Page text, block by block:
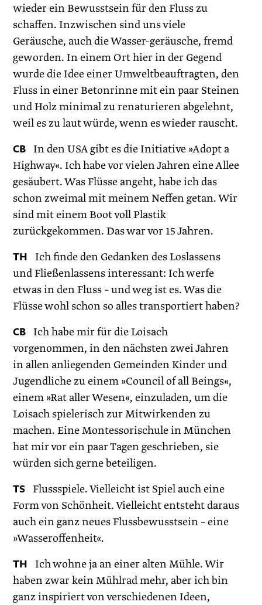
wieder ein Bewusstsein für den Fluss zu
schaffen. Inzwischen sind uns viele
Geräusche, auch die Wasser-geräusche, fremd
geworden. In einem Ort hier in der Gegend
wurde die Idee einer Umweltbeauftragten, den
Fluss in einer Betonrinne mit ein paar Steinen
und Holz minimal zu renaturieren abgelehnt,
weil es zu laut würde, wenn es wieder rauscht.
CB In den USA gibt es die Initiative »Adopt a
Highway«. Ich habe vor vielen Jahren eine Allee
gesäubert. Was Flüsse angeht, habe ich das
schon zweimal mit meinem Neffen getan. Wir
sind mit einem Boot voll Plastik
zurückgekommen. Das war vor 15 Jahren.
TH Ich finde den Gedanken des Loslassens
und Fließenlassens interessant: Ich werfe
etwas in den Fluss – und weg ist es. Was die
Flüsse wohl schon so alles transportiert haben?
CB Ich habe mir für die Loisach
vorgenommen, in den nächsten zwei Jahren
in allen anliegenden Gemeinden Kinder und
Jugendliche zu einem »Council of all Beings«,
einem »Rat aller Wesen«, einzuladen, um die
Loisach spielerisch zur Mitwirkenden zu
machen. Eine Montessorischule in München
hat mir vor ein paar Tagen geschrieben, sie
würden sich gerne beteiligen.
TS Flussspiele. Vielleicht ist Spiel auch eine
Form von Schönheit. Vielleicht entsteht daraus
auch ein ganz neues Flussbewusstsein – eine
»Wasseroffenheit«.
TH Ich wohne ja an einer alten Mühle. Wir
haben zwar kein Mühlrad mehr, aber ich bin
ganz inspiriert von verschiedenen Ideen,